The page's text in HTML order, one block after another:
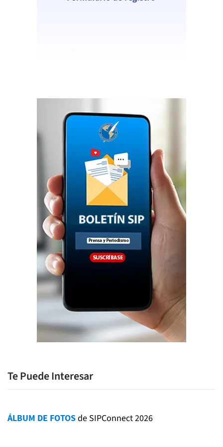
Te Puede Interesar
ÁLBUM DE FOTOSde SIPConnect 2026